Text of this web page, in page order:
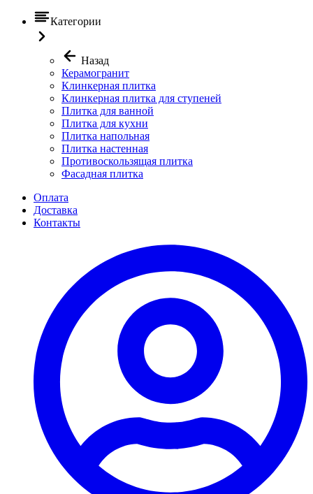
Категории
Назад
Керамогранит
Клинкерная плитка
Клинкерная плитка для ступеней
Плитка для ванной
Плитка для кухни
Плитка напольная
Плитка настенная
Противоскользящая плитка
Фасадная плитка
Оплата
Доставка
Контакты